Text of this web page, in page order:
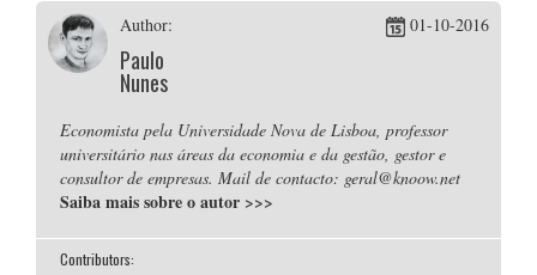
Author:
Paulo
Nunes
01-10-2016
Economista pela Universidade Nova de Lisboa, professor
universitário nas áreas da economia e da gestão, gestor e
consultor de empresas. Mail de contacto: geral@knoow.net
Saiba mais sobre o autor >>>
Contributors: